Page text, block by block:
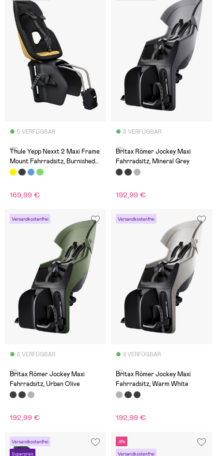
5 VERFÜGBAR
(0)
Thule Yepp Nexxt 2 Maxi Frame
Mount Fahrradsitz, Burnished
Yellow
169,99 €
9 VERFÜGBAR
(0)
Britax Römer Jockey Maxi
Fahrradsitz, Mineral Grey
192,99 €
Versandkostenfrei
6 VERFÜGBAR
(0)
Britax Römer Jockey Maxi
Fahrradsitz, Urban Olive
192,99 €
Versandkostenfrei
8 VERFÜGBAR
(0)
Britax Römer Jockey Maxi
Fahrradsitz, Warm White
192,99 €
Versandkostenfrei
Superpreis
-9%
Versandkostenfrei